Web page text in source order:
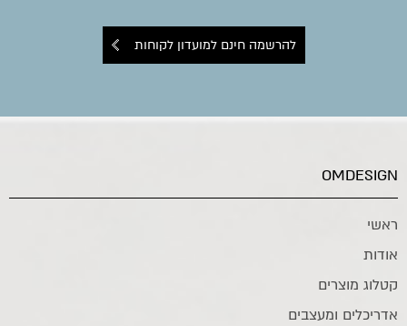
להרשמה חינם למועדון לקוחות
OMDESIGN
ראשי
אודות
קטלוג מוצרים
אדריכלים ומעצבים